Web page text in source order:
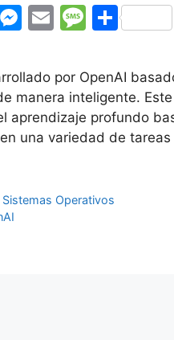
M
s
s
e
n
er
E
ai
l
M
s
s
a
g
C
m
p
ar
tir
por OpenAI
manera inteligente.
aprendizaje profundo
una variedad de
Sistemas Operativos